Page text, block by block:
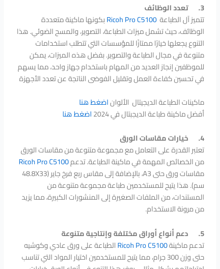
3.
تعدد الوظائف
تتميز آل الطباعةRicoh Pro C5100بكونها ماكينة متعددة
الوظائف، حيث تشمل ميزات الطباعة، التصوير، والمسح الضوئي. هذا
التنوع يجعلها خيارًا ممتازًا للمؤسسات التي تتطلب استخدامات
متنوعة في مجال الطباعة والتصوير. بفضل هذه الميزات، يمكن
للموظفين إنجاز العديد من المهام باستخدام جهاز واحد، مما يسهم
في تحسين كفاءة العمل وتقليل الفوضى الناتجة عن تعدد الأجهزة
ماكينات الطباعة الديجيتال الألواناضغط هنا
أفضل ماكينة طباعة الديجبتال في 2024
اضغط هنا
4.
خيارات مقاسات الورق
تعتبر القدرة على التعامل مع مجموعة متنوعة من مقاسات الورق
من الخصائص المهمة في ماكينة الطباعة. تدعمRicoh Pro C5100
مقاسات ورق حتى A3، بالإضافة إلى مقاس ربع فرخ جاير (48.8X33
سم). هذا يتيح للمستخدمين طباعة مجموعة متنوعة من
المستندات، من الملفات الصغيرة إلى المنشورات الكبيرة، مما يزيد
من مرونة الاستخدام.
5.
دعم أنواع أوراق مختلفة وإنتاجية متنوعة
تدعم ماكينةRicoh Pro C5100الطباعة على ورق عادي وكوشيه
حتى وزن 300 جرام، مما يتيح للمستخدمين اختيار المواد التي تناسب